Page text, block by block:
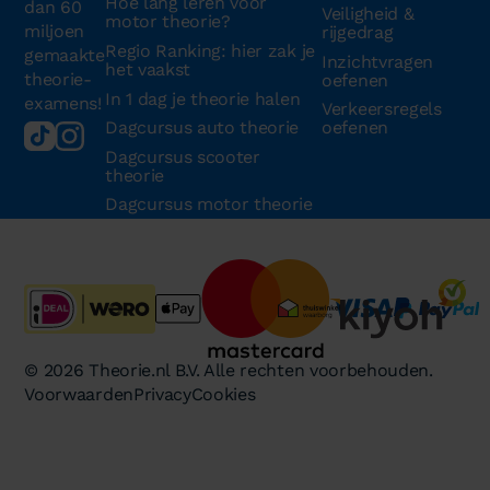
dan 60
miljoen
gemaakte
theorie-
examens!
motor theorie?
Regio Ranking: hier zak je
het vaakst
In 1 dag je theorie halen
Dagcursus auto theorie
Dagcursus scooter
theorie
Dagcursus motor theorie
Veiligheid &
rijgedrag
Inzichtvragen
oefenen
Verkeersregels
oefenen
© 2026 Theorie.nl B.V. Alle rechten voorbehouden.
VoorwaardenPrivacyCookies